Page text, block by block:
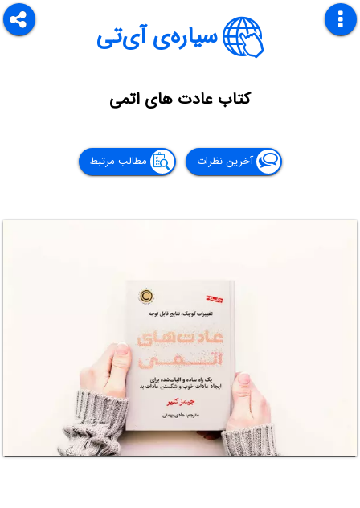
سیاره‌ی آی‌تی
کتاب عادت های اتمی
آخرین نظرات مطالب مرتبط